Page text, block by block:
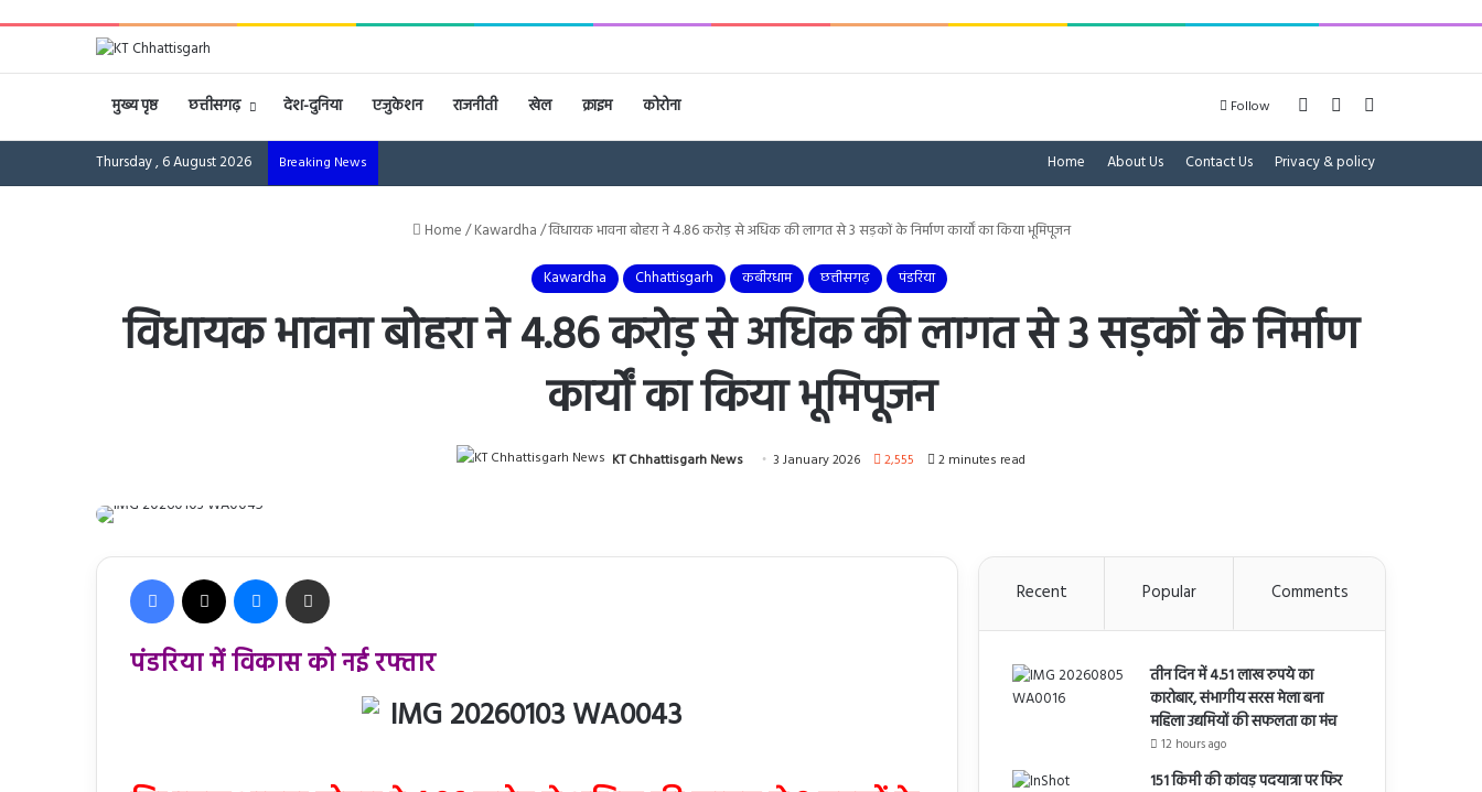
मुख्य पृष्ठ छत्तीसगढ़ देश-दुनिया एजुकेशन राजनीती खेल क्राइम कोरोना Follow Log In Sidebar
Thursday , 6 August 2026 Breaking News Home About Us Contact Us Privacy & policy
Home/ Kawardha/विधायक भावना बोहरा ने 4.86 करोड़ से अधिक की लागत से 3 सड़कों के निर्माण कार्यों का किया भूमिपूजन
Kawardha Chhattisgarh कबीरधाम छत्तीसगढ़ पंडरिया
विधायक भावना बोहरा ने 4.86 करोड़ से अधिक की लागत से 3 सड़कों के निर्माण
कार्यों का किया भूमिपूजन
KT Chhattisgarh News 3 January 2026 2,555 2 minutes read
Facebook Messenger
पंडरिया में विकास को नई रफ्तार
Recent Popular Comments
तीन दिन में 4.51 लाख रुपये का
कारोबार, संभागीय सरस मेला बना
महिला उद्यमियों की सफलता का मंच
12 hours ago
151 किमी की कांवड़ पदयात्रा पर फिर